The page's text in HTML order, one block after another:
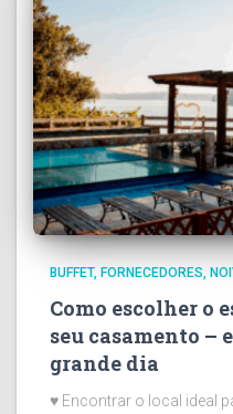
BUFFET FORNECEDORES
Como escolher o
seu casamento –
grande dia
♥ Encontrar o local ideal